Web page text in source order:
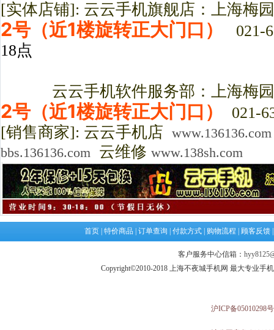
[实体店铺]: 云云手机旗舰店：上海梅
2号（近1楼旋转正大门口）
021-
18点
云云手机软件服务部：上海梅园
2号（近1楼旋转正大门口）
021-
[销售商家]: 云云手机店 www.136136.com
bbs.136136.com 云维修 www.138sh.com
首页 特价商品 订单查询 付款方式 购物流程 顾客反馈
客户服务中心信箱：
Copyright©2010-2018 上海不夜城手机网 最大专业手
沪ICP备05010298号